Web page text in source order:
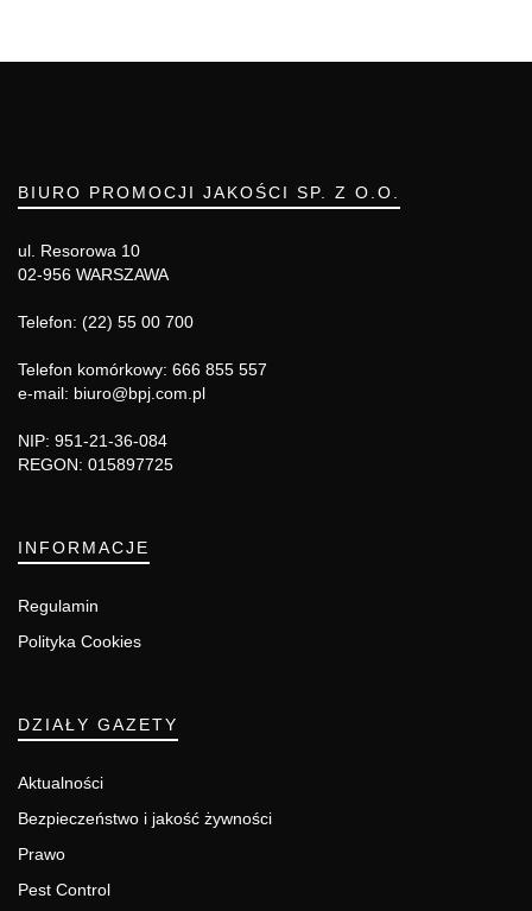
BIURO PROMOCJI JAKOŚCI SP. Z O.O.
ul. Resorowa 10
02-956 WARSZAWA
Telefon: (22) 55 00 700
Telefon komórkowy: 666 855 557
e-mail: biuro@bpj.com.pl
NIP: 951-21-36-084
REGON: 015897725
INFORMACJE
Regulamin
Polityka Cookies
DZIAŁY GAZETY
Aktualności
Bezpieczeństwo i jakość żywności
Prawo
Pest Control